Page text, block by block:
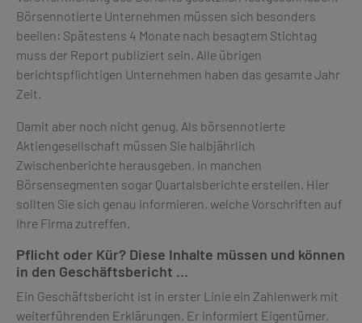
Börsennotierte Unternehmen müssen sich besonders
beeilen: Spätestens 4 Monate nach besagtem Stichtag
muss der Report publiziert sein. Alle übrigen
berichtspflichtigen Unternehmen haben das gesamte Jahr
Zeit.
Damit aber noch nicht genug. Als börsennotierte
Aktiengesellschaft müssen Sie halbjährlich
Zwischenberichte herausgeben, in manchen
Börsensegmenten sogar Quartalsberichte erstellen. Hier
sollten Sie sich genau informieren, welche Vorschriften auf
Ihre Firma zutreffen.
Pflicht oder Kür? Diese Inhalte müssen und können
in den Geschäftsbericht …
Ein Geschäftsbericht ist in erster Linie ein Zahlenwerk mit
weiterführenden Erklärungen. Er informiert Eigentümer,